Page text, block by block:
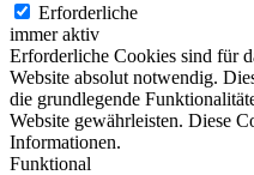
Erforderliche
immer aktiv
Erforderliche Cookies sind für
Website absolut notwendig.
die grundlegende
Website gewährleisten. Diese
Informationen.
Funktional